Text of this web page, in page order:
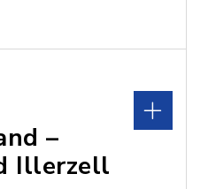
–
Illerzell